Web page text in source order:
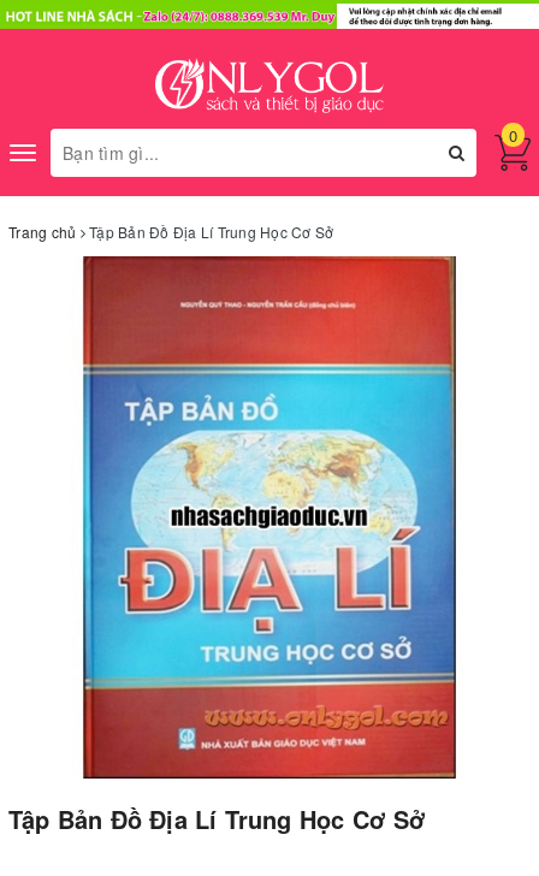
Toggle
navigation
0
Trang chủ Tập Bản Đồ Địa Lí Trung Học Cơ Sở
Tập Bản Đồ Địa Lí Trung Học Cơ Sở